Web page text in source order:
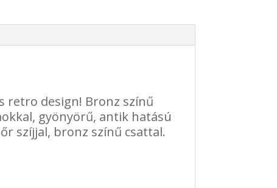
retro design! Bronz színű
gyönyörű, antik hatású
szíjjal, bronz színű csattal.